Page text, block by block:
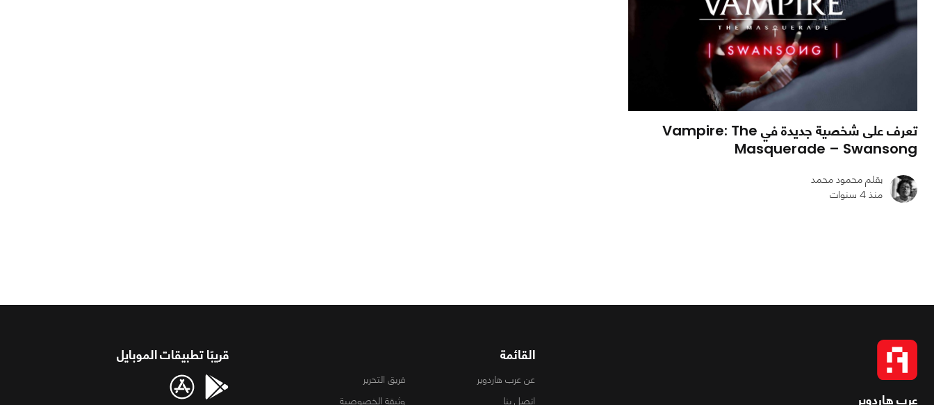
تعرف على شخصية جديدة في Vampire: The
Masquerade – Swansong
بقلم محمود محمد
منذ 4 سنوات
عرب هاردوير
القائمة
عن عرب هاردوير
فريق التحرير
اتصل بنا
وثيقة الخصوصية
قريبًا تطبيقات الموبايل